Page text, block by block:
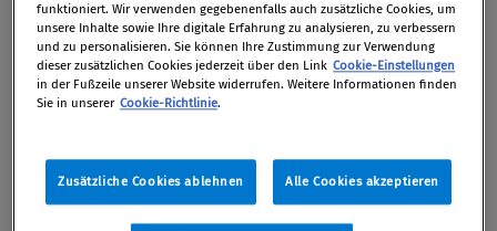
Hofferzwar wichtige Problembereiche auf. Die
Gelegenheit für grundlegende Neuerungen sei
allerdings versäumt worden, so der
Kartellrechtsexperte in
Der Vizevorsitzende der
Dienstleistungsgewerkschaft ver.di, Frank Werneke,
funktioniert. Wir verwenden gegebenenfalls auch zusätzliche Cookies, um
unsere Inhalte sowie Ihre digitale Erfahrung zu analysieren, zu verbessern
und zu personalisieren. Sie können Ihre Zustimmung zur Verwendung
dieser zusätzlichen Cookies jederzeit über den Link Cookie-Einstellungen
in der Fußzeile unserer Website widerrufen. Weitere Informationen finden
Sie in unserer Cookie-Richtlinie.
Zusätzliche Cookies ablehnen Alle Cookies akzeptieren